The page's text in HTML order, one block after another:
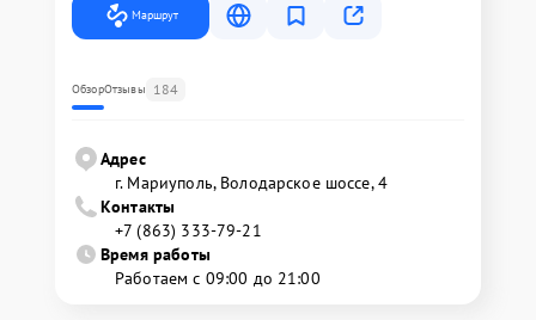
Маршрут
ОбзорОтзывы 184
Адрес
г. Мариуполь, Володарское шоссе, 4
Контакты
+7 (863) 333-79-21
Время работы
Работаем с 09:00 до 21:00